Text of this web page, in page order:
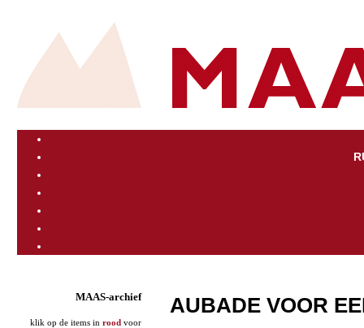
MAAS-archief
klik op de items in rood voor
AUBADE VOOR